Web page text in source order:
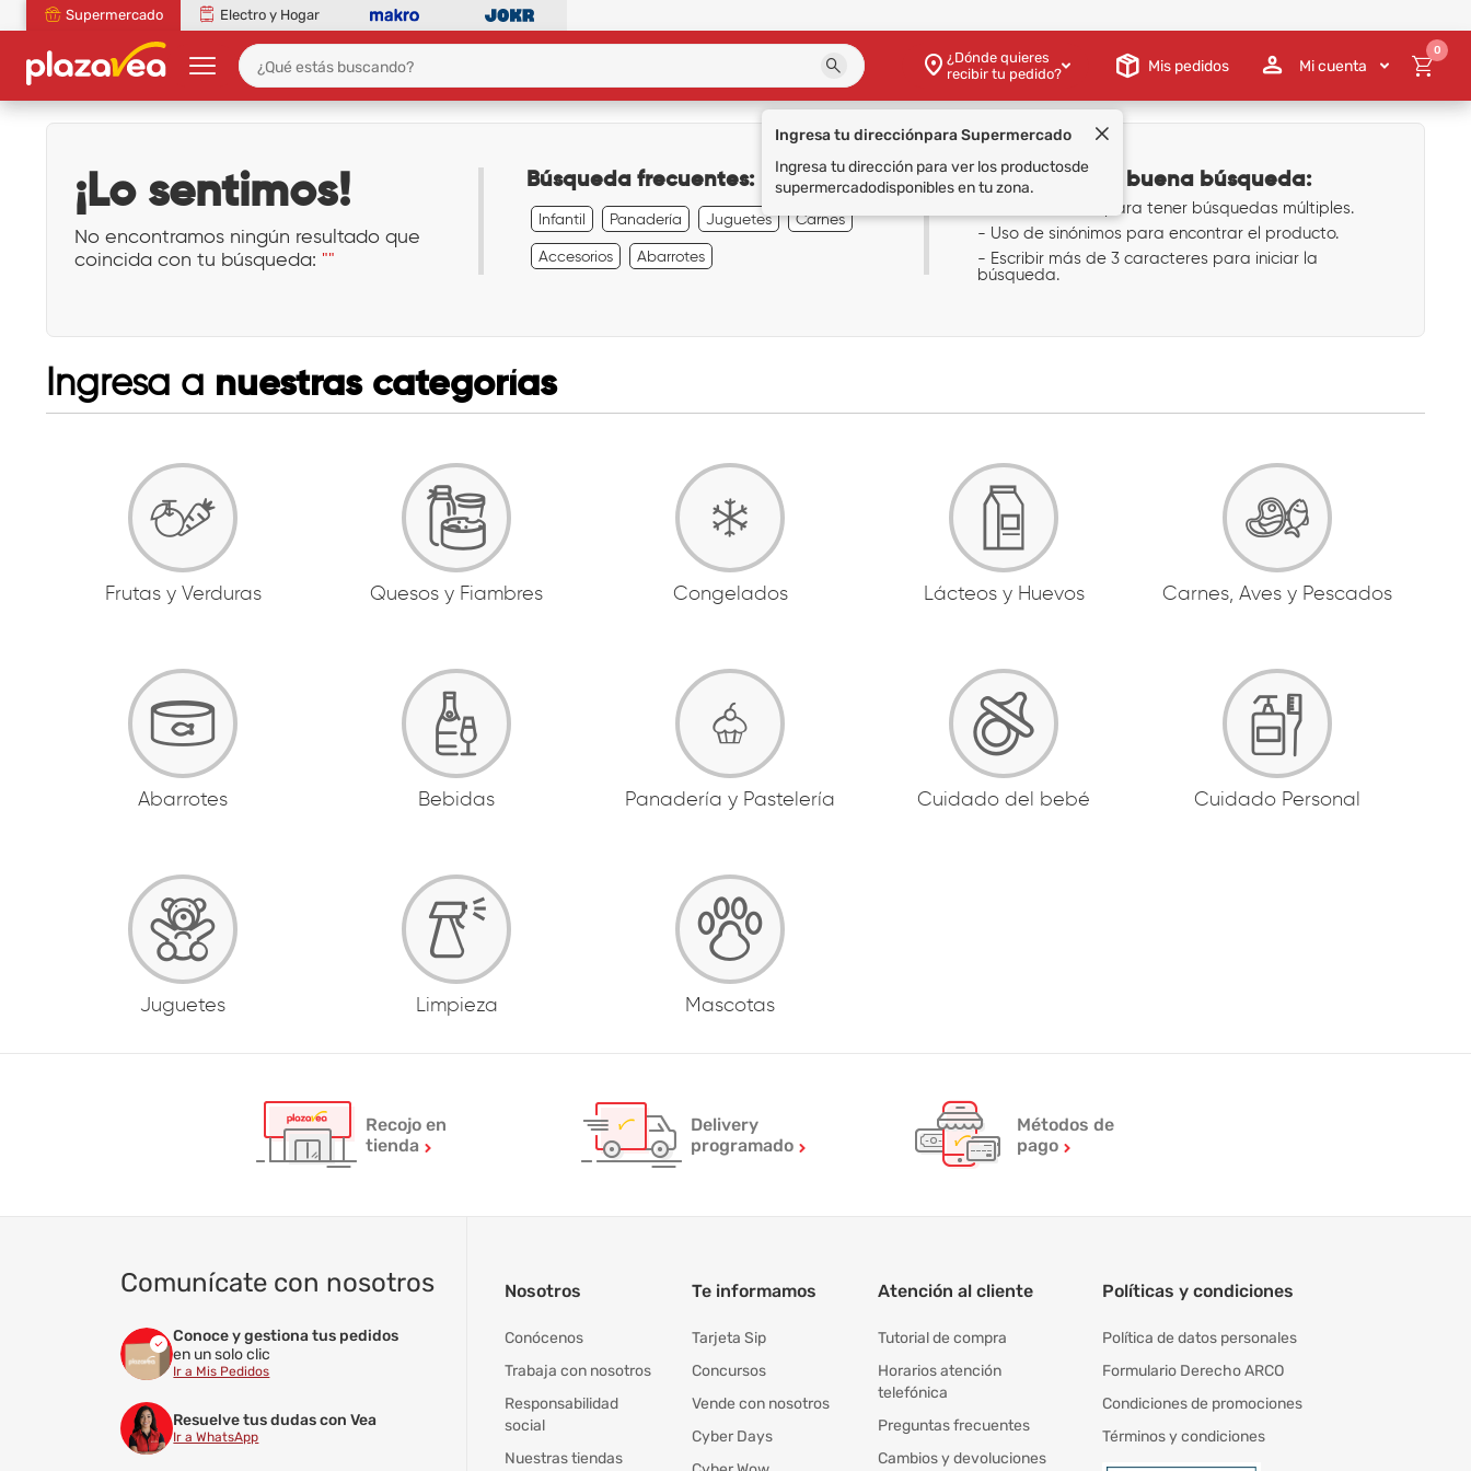
Supermercado Electro y Hogar
¿Dónde quieres
recibir tu pedido?
Mis pedidos Mi cuenta
0
Ingresa tu direcciónpara Supermercado
Ingresa tu dirección para ver los productosde
supermercadodisponibles en tu zona.
¡Lo sentimos!
No encontramos ningún resultado que
coincida con tu búsqueda: ""
Búsqueda frecuentes:
Infantil Panadería Juguetes Carnes
Accesorios Abarrotes
Tips para una buena búsqueda:
- Uso de comas para tener búsquedas múltiples.
- Uso de sinónimos para encontrar el producto.
- Escribir más de 3 caracteres para iniciar la
búsqueda.
Ingresa a nuestras categorías
Frutas y Verduras Quesos y Fiambres Congelados Lácteos y Huevos Carnes, Aves y Pescados
Abarrotes Bebidas Panadería y Pastelería Cuidado del bebé Cuidado Personal
Juguetes Limpieza Mascotas
Recojo en
tienda
Delivery
programado
Métodos de
pago
Comunícate con nosotros
Conoce y gestiona tus pedidos
en un solo clic
Ir a Mis Pedidos
Resuelve tus dudas con Vea
Ir a WhatsApp
Nosotros
Conócenos
Trabaja con nosotros
Responsabilidad
social
Nuestras tiendas
Te informamos
Tarjeta Sip
Concursos
Vende con nosotros
Cyber Days
Atención al cliente
Tutorial de compra
Horarios atención
telefónica
Preguntas frecuentes
Cambios y devoluciones
Políticas y condiciones
Política de datos personales
Formulario Derecho ARCO
Condiciones de promociones
Términos y condiciones